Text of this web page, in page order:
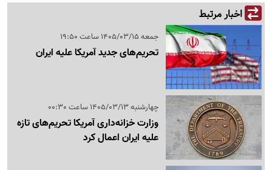
اخبار مرتبط
جمعه 1405/03/15 ساعت 19:50
تحریم‌های جدید آمریکا علیه ایران
چهارشنبه 1405/03/13 ساعت 00:30
وزارت خزانه‌داری آمریکا تحریم‌های تازه
علیه ایران اعمال کرد